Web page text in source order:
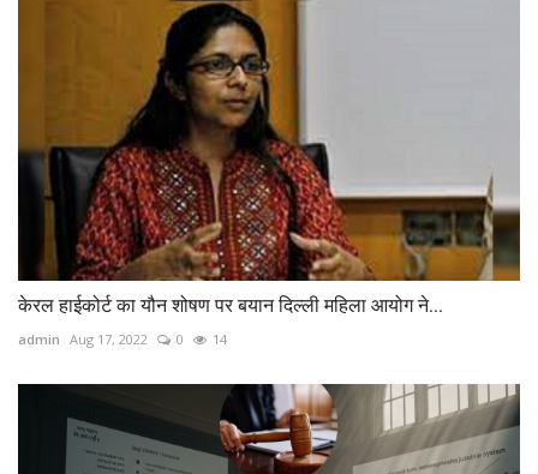
केरल हाईकोर्ट का यौन शोषण पर बयान दिल्‍ली महिला आयोग ने...
admin Aug 17, 2022 0 14